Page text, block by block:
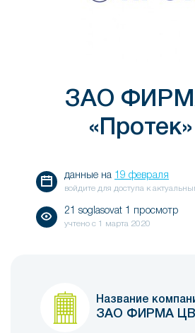
ЗАО
«Протек»
данные на 19 февраля
войдите для доступа к
21 soglasovat 1 просмотр
учтено с 1 марта 2020
Название
ЗАО ФИРМА ЦВ